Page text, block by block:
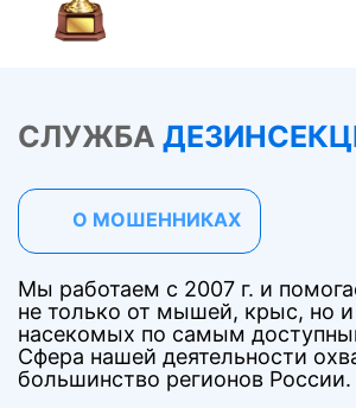
СЛУЖБА
О МОШЕННИКАХ
Мы работаем с 2007 г. и
не только от мышей, крыс, но
насекомых по самым
Сфера нашей деятельности
большинство регионов России.